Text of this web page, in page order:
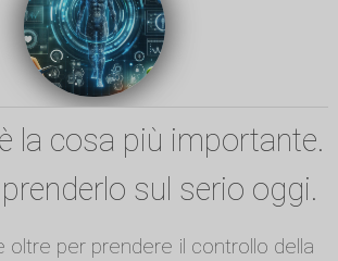
la cosa più importante.
sul serio oggi.
oltre per prendere il controllo della